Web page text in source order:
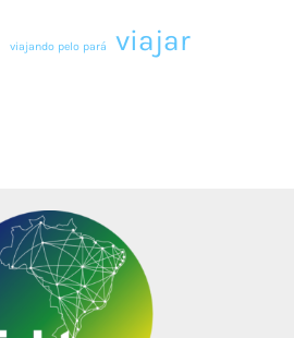
viajando pelo pará viajar